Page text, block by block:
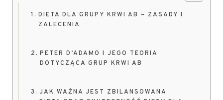
DIETA DLA GRUPY KRWI AB – ZASADY I
ZALECENIA
PETER D’ADAMO I JEGO TEORIA
DOTYCZĄCA GRUP KRWI AB
JAK WAŻNA JEST ZBILANSOWANA